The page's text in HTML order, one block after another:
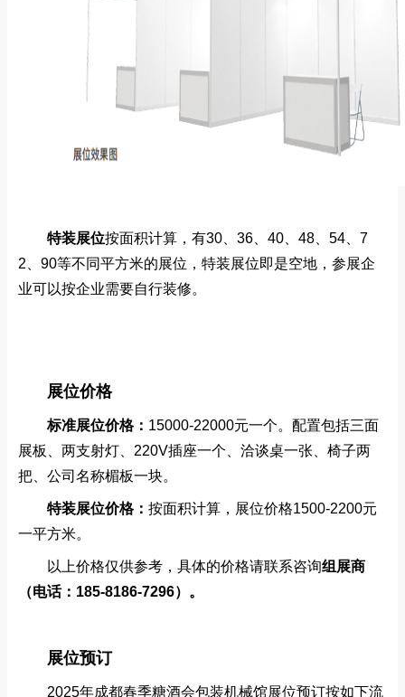
特装展位按面积计算，有30、36、40、48、54、7
2、90等不同平方米的展位，特装展位即是空地， 参展企
业可以按企业需要自行装修。
展位价格
标准展位价格： 15000-22000元一个。配置包括三面
展板、两支射灯、220V插座一个、洽谈桌一张、椅子两
把、公司名称楣板一块。
特装展位价格： 按面积计算 ，展位价格1500-2200元
一平方米。
以上价格仅供参考，具体的价格请联系咨询组展商
（电话：185-8186-7296）。
展位预订
2025年成都春季糖酒会包装机械馆展位预订按如下流